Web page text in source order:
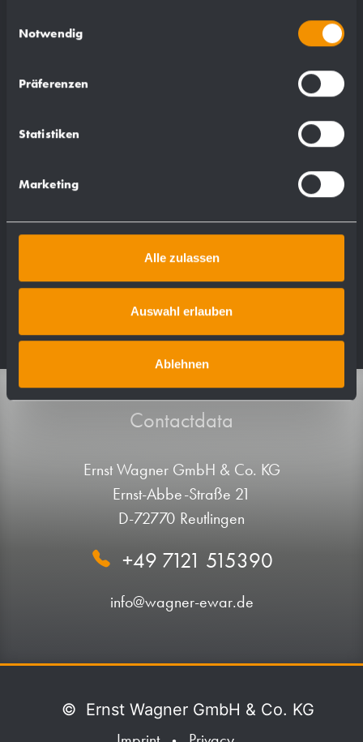
Notwendig
Präferenzen
Statistiken
Marketing
Alle zulassen
Auswahl erlauben
Ablehnen
WP162
Contactdata
Ernst Wagner GmbH & Co. KG
Ernst-Abbe-Straße 21
D-72770 Reutlingen
+49 7121 515390
info@wagner-ewar.de
© Ernst Wagner GmbH & Co. KG